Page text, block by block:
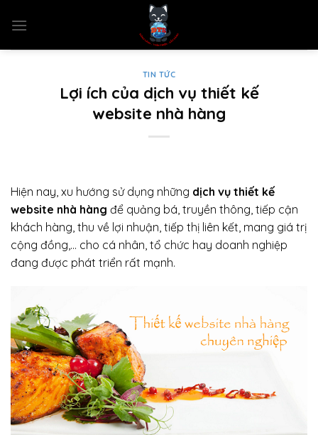
TIN TỨC
Lợi ích của dịch vụ thiết kế
website nhà hàng
Hiện nay, xu hướng sử dụng những dịch vụ thiết kế
website nhà hàng để quảng bá, truyền thông, tiếp cận
khách hàng, thu về lợi nhuận, tiếp thị liên kết, mang giá trị
cộng đồng,… cho cá nhân, tổ chức hay doanh nghiệp
đang được phát triển rất mạnh.